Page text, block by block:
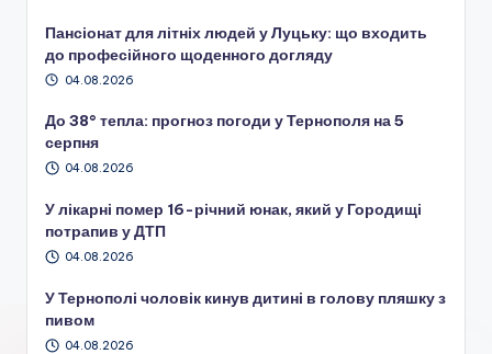
Пансіонат для літніх людей у Луцьку: що входить
до професійного щоденного догляду
04.08.2026
До 38° тепла: прогноз погоди у Тернополя на 5
серпня
04.08.2026
У лікарні помер 16-річний юнак, який у Городищі
потрапив у ДТП
04.08.2026
У Тернополі чоловік кинув дитині в голову пляшку з
пивом
04.08.2026